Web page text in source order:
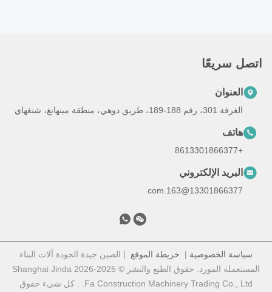
اتصل سريعًا
العنوان
الغرفة 301، رقم 188-189، طريق دوهي، منطقة مينهانغ، شنغهاي
هاتف
+8613301866377
البريد الإلكتروني
13301866377@163.com
سياسة الخصوصية | خريطة الموقع | الصين جيدة الجودة آلات البناء
المستعملة المورد. حقوق الطبع والنشر © 2025-2026 Shanghai Jinda
Fa Construction Machinery Trading Co., Ltd. . كل شيء حقوق